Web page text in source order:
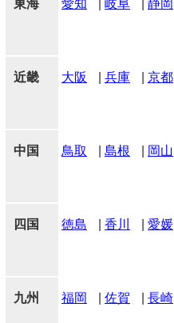
東海 愛知 岐阜 静岡
近畿 大阪 兵庫 京都
中国 鳥取 島根 岡山
四国 徳島 香川 愛媛
九州 福岡 佐賀 長崎